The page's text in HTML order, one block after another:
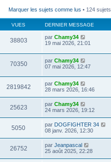
Marquer les sujets comme lus • 124 sujets
VUES DERNIER MESSAGE
38803 par Chamy34
19 mai 2026, 21:01
70350 par Chamy34
07 mai 2026, 12:47
2819842 par Chamy34
28 mars 2026, 16:46
25623 par Chamy34
24 mars 2026, 19:12
5050 par DOGFIGHTER 34
08 janv. 2026, 12:30
26752 par Jeanpascal
25 août 2025, 22:28